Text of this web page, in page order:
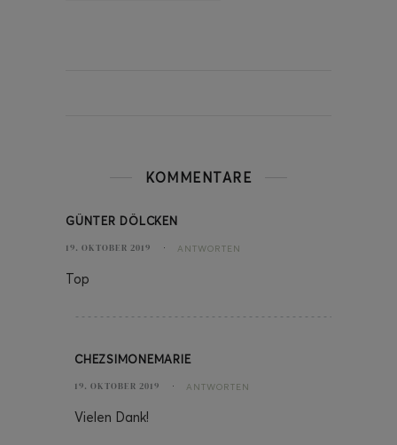
KOMMENTARE
GÜNTER DÖLCKEN
19. OKTOBER 2019 ANTWORTEN
Top
CHEZSIMONEMARIE
19. OKTOBER 2019 ANTWORTEN
Vielen Dank!